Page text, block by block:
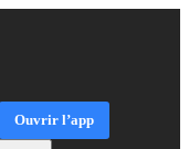
Ouvrir l’app